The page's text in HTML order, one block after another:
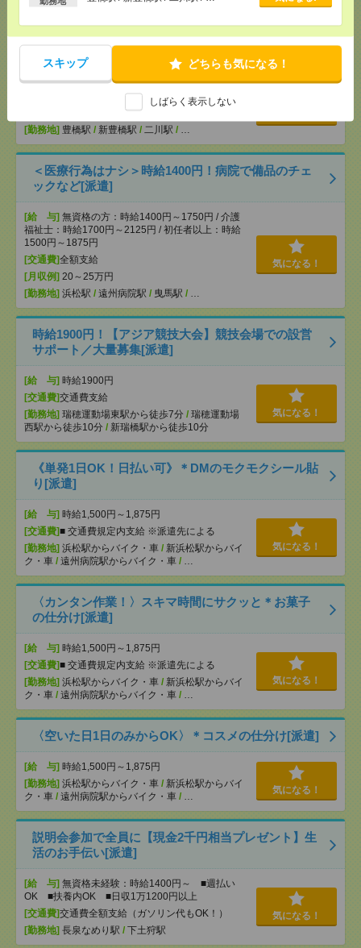
スキップ どちらも気になる！
しばらく表示しない
説明会参加で全員に【現金2千円相当プレゼント】生
活のお手伝い[派遣]
[給 与]無資格未経験：時給1350円～ ■週払い
OK ■扶養内OK ■日収1万800円以上
交通費全額支給
[勤務地] 豊橋駅 / 新豊橋駅 / 二川駅 / …
＜医療行為はナシ＞時給1400円！病院で備品のチェ
ックなど[派遣]
[給 与] 無資格の方：時給1400円～1750円 / 介護
福祉士：時給1700円～2125円 / 初任者以上：時給
1500円～1875円
[交通費]全額支給
[月収例] 20～25万円
[勤務地] 浜松駅 / 遠州病院駅 / 曳馬駅 / …
気になる！
時給1900円！【アジア競技大会】競技会場での設営
サポート／大量募集[派遣]
[給 与] 時給1900円
[交通費]交通費支給
[勤務地] 瑞穂運動場東駅から徒歩7分 / 瑞穂運動場
西駅から徒歩10分 / 新瑞橋駅から徒歩10分
気になる！
《単発1日OK！日払い可》＊DMのモクモクシール貼
り[派遣]
[給 与] 時給1,500円～1,875円
[交通費]■ 交通費規定内支給 ※派遣先による
[勤務地] 浜松駅からバイク・車 / 新浜松駅からバイ
ク・車 / 遠州病院駅からバイク・車 / …
気になる！
〈カンタン作業！〉スキマ時間にサクッと＊お菓子
の仕分け[派遣]
[給 与] 時給1,500円～1,875円
[交通費]■ 交通費規定内支給 ※派遣先による
[勤務地] 浜松駅からバイク・車 / 新浜松駅からバイ
ク・車 / 遠州病院駅からバイク・車 / …
気になる！
〈空いた日1日のみからOK〉＊コスメの仕分け[派遣]
[給 与] 時給1,500円～1,875円
[勤務地] 浜松駅からバイク・車 / 新浜松駅からバイ
ク・車 / 遠州病院駅からバイク・車 / …
気になる！
説明会参加で全員に【現金2千円相当プレゼント】生
活のお手伝い[派遣]
[給 与] 無資格未経験：時給1400円～ ■週払い
OK ■扶養内OK ■日収1万1200円以上
[交通費]交通費全額支給（ガソリン代もOK！）
[勤務地] 長泉なめり駅 / 下土狩駅
気になる！